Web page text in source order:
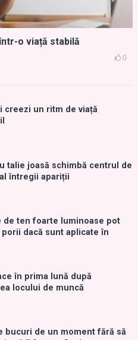
o viață stabilă
0
creezi un ritm de viață
talie joasă schimbă centrul de
întregii apariții
de ten foarte luminoase pot
dacă sunt aplicate în
în prima lună după
locului de muncă
bucuri de un moment fără să